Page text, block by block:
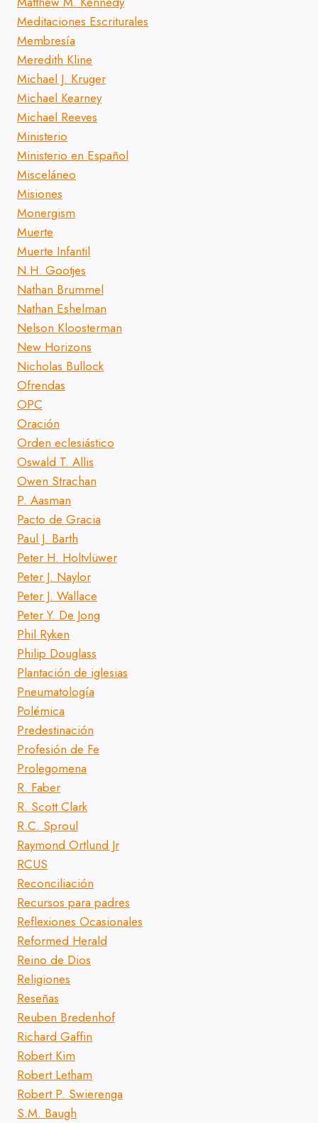
Meditaciones Escriturales
Membresía
Meredith Kline
Michael J. Kruger
Michael Kearney
Michael Reeves
Ministerio
Ministerio en Español
Misceláneo
Misiones
Monergism
Muerte
Muerte Infantil
N.H. Gootjes
Nathan Brummel
Nathan Eshelman
Nelson Kloosterman
New Horizons
Nicholas Bullock
Ofrendas
OPC
Oración
Orden eclesiástico
Oswald T. Allis
Owen Strachan
P. Aasman
Pacto de Gracia
Paul J. Barth
Peter H. Holtvlüwer
Peter J. Naylor
Peter J. Wallace
Peter Y. De Jong
Phil Ryken
Philip Douglass
Plantación de iglesias
Pneumatología
Polémica
Predestinación
Profesión de Fe
Prolegomena
R. Faber
R. Scott Clark
R.C. Sproul
Raymond Ortlund Jr
RCUS
Reconciliación
Recursos para padres
Reflexiones Ocasionales
Reformed Herald
Reino de Dios
Religiones
Reseñas
Reuben Bredenhof
Richard Gaffin
Robert Kim
Robert Letham
Robert P. Swierenga
S.M. Baugh